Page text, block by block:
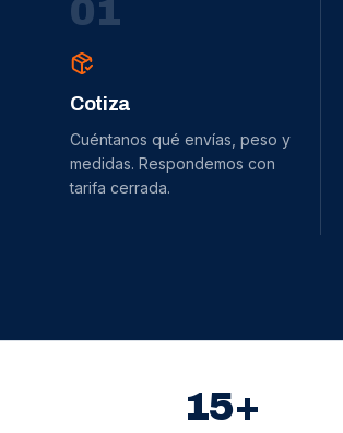
01
Cotiza
Cuéntanos qué envías, peso y
medidas. Respondemos con
tarifa cerrada.
15+